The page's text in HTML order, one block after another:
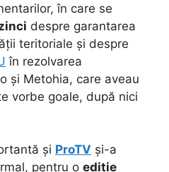
în care se
despre garantarea
teritoriale și despre
în rezolvarea
și Metohia, care aveau
vorbe goale, după nici
și ProTV și-a
pentru o ediție